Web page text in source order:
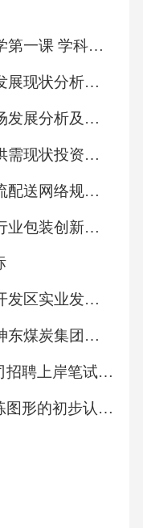
的家政市场产生
奏的加快和老
费者愿意购买
，2012年全球
们研究判断，
亿美元。随着
机交互的网络
的普及，家用
后，大批量进
二：“恐慌”：机
城无人机替代
用无人机来代
能够在30分钟
着技术的进
，显然从一定
器人保姆机器
儿监护、照顾
2026年秋季初中物理开学第一课 学科核心素养解读课件
2026中国智能家居行业发展现状分析市场竞争投资评估规划报告
2026慢性病管理行业市场发展分析及发展趋势与投资管理策略研究报告
2026中国体育行业市场供需现状投资评估规划分析研究报告
2026中国无人机城市物流配送网络规划与低空经济政策红利前瞻报告
2026中国洗发水泵日化行业包装创新趋势观察
2022浙江丽水经济技术开发区实业发展集团限公司招聘（一）上岸笔试历年难、易错点考题附带参考答案与详解
2022陕西榆林市吴堡县神东煤炭集团定向招聘10人上岸笔试历年难、易错点考题附带参考答案与详解
福建中烟工业限责任公司招聘上岸笔试历年难、易错点考题附带参考答案与详解
数学中考总复习专题训练图形的初步认识与三角形